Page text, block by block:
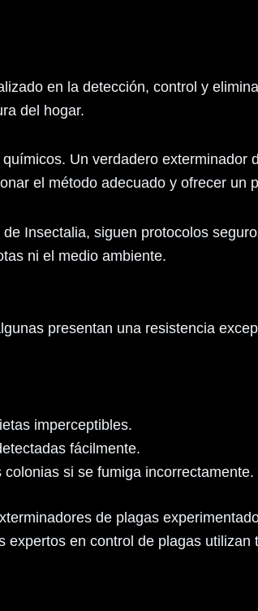
en la detección, control y
del hogar.
Un verdadero exterminador
el método adecuado y ofrecer un
Insectalia, siguen protocolos
ni el medio ambiente.
presentan una resistencia
imperceptibles.
fácilmente.
si se fumiga incorrectamente.
de plagas
en control de plagas